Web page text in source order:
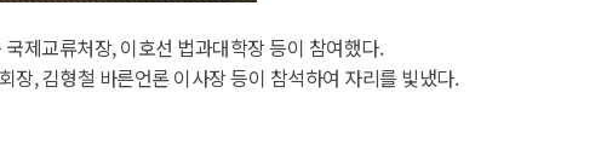
제교류처장, 이호선 법과대학장 등이 참여했다.
장, 김형철 바른언론 이사장 등이 참석하여 자리를 빛냈다.